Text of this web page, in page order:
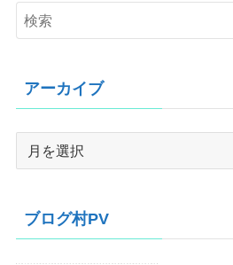
アーカイブ
ブ
ブログ村PV